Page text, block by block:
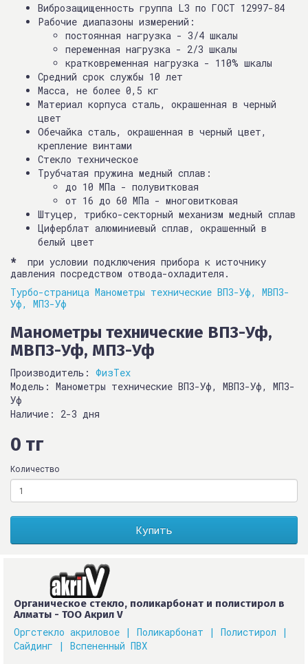
Виброзащищенность группа L3 по ГОСТ 12997-84
Рабочие диапазоны измерений:
постоянная нагрузка - 3/4 шкалы
переменная нагрузка - 2/3 шкалы
кратковременная нагрузка - 110% шкалы
Средний срок службы 10 лет
Масса, не более 0,5 кг
Материал корпуса сталь, окрашенная в черный
цвет
Обечайка сталь, окрашенная в черный цвет,
крепление винтами
Стекло техническое
Трубчатая пружина медный сплав:
до 10 МПа - полувитковая
от 16 до 60 МПа - многовитковая
Штуцер, трибко-секторный механизм медный сплав
Циферблат алюминиевый сплав, окрашенный в
белый цвет
* при условии подключения прибора к источнику
давления посредством отвода-охладителя.
Турбо-страница Манометры технические ВП3-Уф, МВП3-
Уф, МП3-Уф
Манометры технические ВП3-Уф,
МВП3-Уф, МП3-Уф
Производитель: ФизТех
Модель: Манометры технические ВП3-Уф, МВП3-Уф, МП3-
Уф
Наличие: 2-3 дня
0 тг
Количество
Купить
Органическое стекло, поликарбонат и полистирол в
Алматы - ТОО Акрил V
Оргстекло акриловое | Поликарбонат |
Полистирол |
Сайдинг |
Вспененный ПВХ